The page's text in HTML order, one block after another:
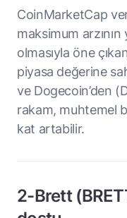
CoinMarketCap
maksimum arzının
olmasıyla öne
piyasa değerine
ve Dogecoin’den
rakam, muhtemel
kat artabilir.
2-Brett